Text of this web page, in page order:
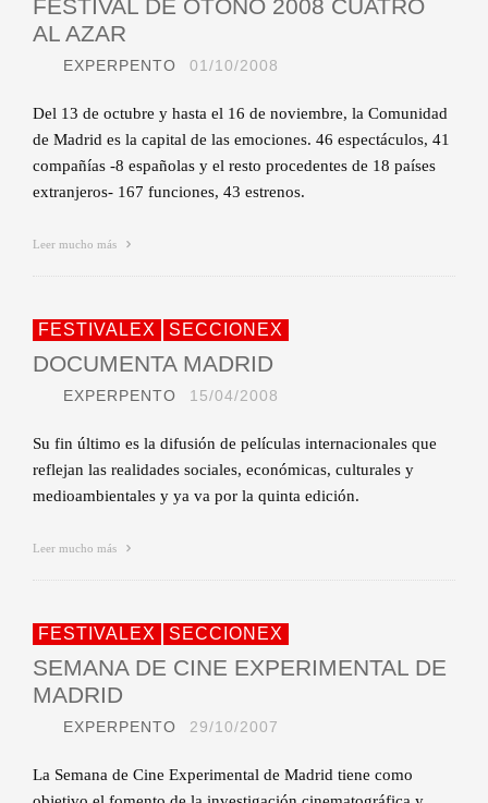
FESTIVAL DE OTOÑO 2008 CUATRO
AL AZAR
EXPERPENTO 01/10/2008
Del 13 de octubre y hasta el 16 de noviembre, la Comunidad
de Madrid es la capital de las emociones. 46 espectáculos, 41
compañías -8 españolas y el resto procedentes de 18 países
extranjeros- 167 funciones, 43 estrenos.
Leer mucho más
FESTIVALEX SECCIONEX
DOCUMENTA MADRID
EXPERPENTO 15/04/2008
Su fin último es la difusión de películas internacionales que
reflejan las realidades sociales, económicas, culturales y
medioambientales y ya va por la quinta edición.
Leer mucho más
FESTIVALEX SECCIONEX
SEMANA DE CINE EXPERIMENTAL DE
MADRID
EXPERPENTO 29/10/2007
La Semana de Cine Experimental de Madrid tiene como